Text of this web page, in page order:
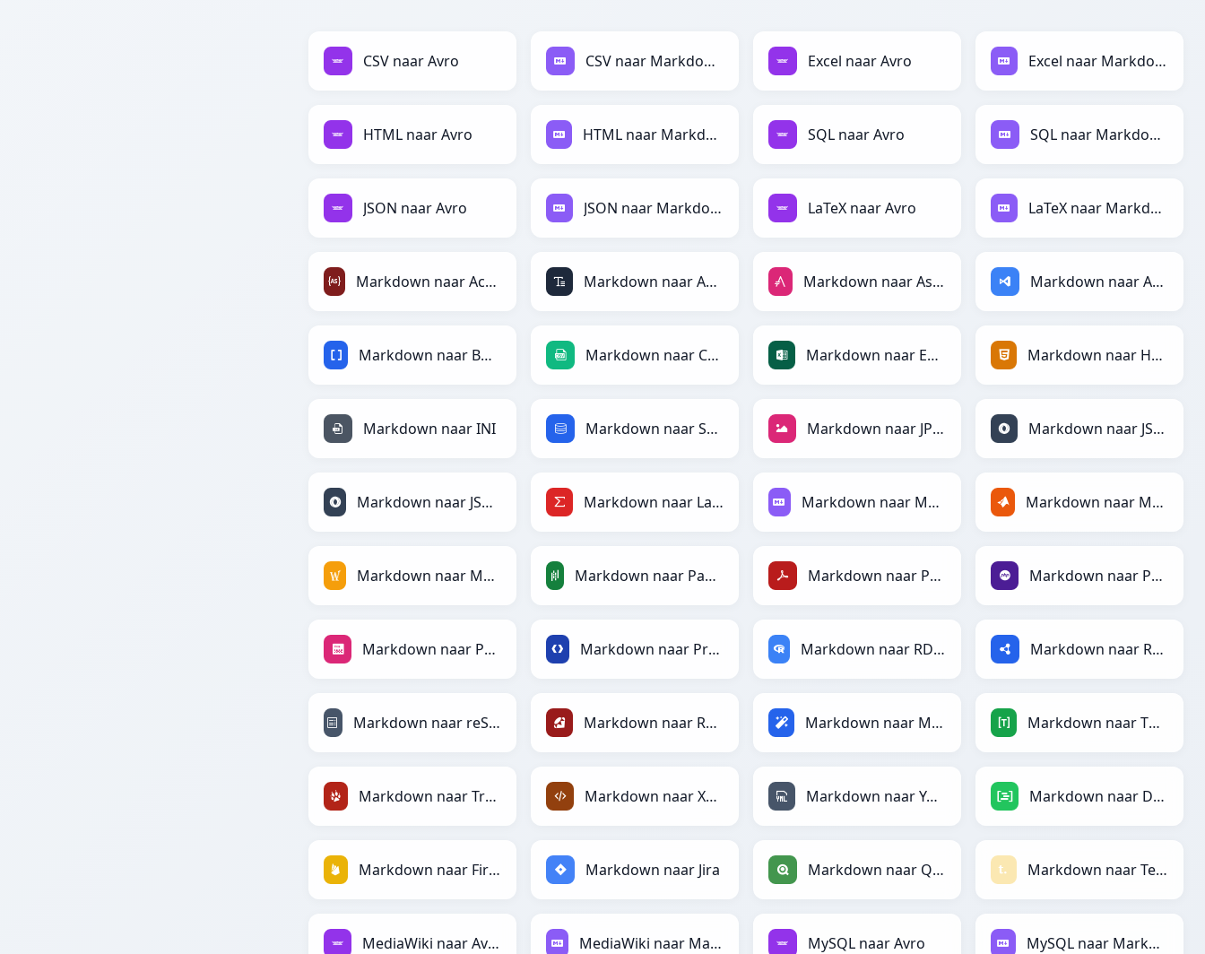
CSV naar Avro CSV naar Markdown Excel naar Avro Excel naar Markdown
HTML naar Avro HTML naar Markdown SQL naar Avro SQL naar Markdown
JSON naar Avro JSON naar Markdown LaTeX naar Avro LaTeX naar Markdown
Markdown naar ActionScript Markdown naar ASCII Markdown naar AsciiDoc Markdown naar ASP
Markdown naar BBCode Markdown naar CSV Markdown naar Excel Markdown naar HTML
Markdown naar INI Markdown naar SQL Markdown naar JPEG Markdown naar JSON
Markdown naar JSONLines Markdown naar LaTeX Markdown naar Markdown Markdown naar MATLAB
Markdown naar MediaWiki Markdown naar PandasDataFrame Markdown naar PDF Markdown naar PHP
Markdown naar PNG Markdown naar Protobuf Markdown naar RDataFrame Markdown naar RDF
Markdown naar reStructuredText Markdown naar Ruby Markdown naar Magic Markdown naar TOML
Markdown naar TracWiki Markdown naar XML Markdown naar YAML Markdown naar DAX
Markdown naar Firebase Markdown naar Jira Markdown naar Qlik Markdown naar Textile
MediaWiki naar Avro MediaWiki naar Markdown MySQL naar Avro MySQL naar Markdown